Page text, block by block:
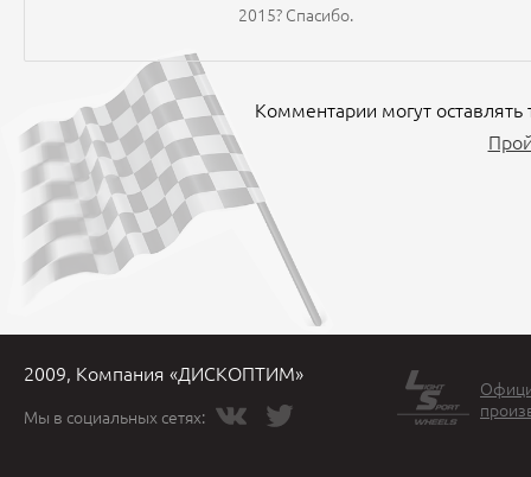
2015? Спасибо.
Комментарии могут
2009, Компания «ДИСКОПТИМ»
Мы в социальных сетях: